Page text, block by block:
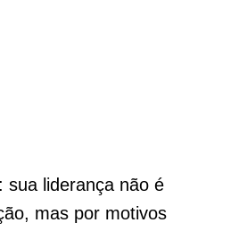
sua liderança não é
mas por motivos